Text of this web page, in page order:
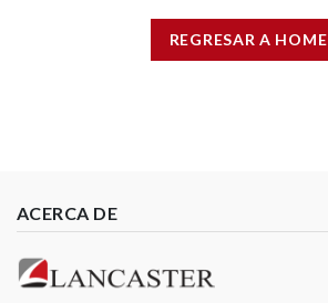
REGRESAR A HOME
ACERCA DE